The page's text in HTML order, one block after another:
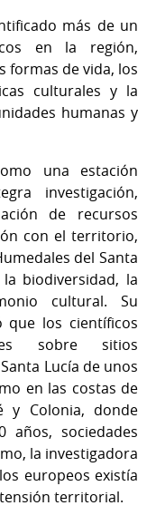
más de un
en la región,
formas de vida, los
culturales y la
humanas y
una estación
investigación,
de recursos
con el territorio,
del Santa
biodiversidad, la
cultural. Su
que los científicos
sobre sitios
Lucía de unos
en las costas de
y Colonia, donde
años, sociedades
la investigadora
europeos existía
territorial.